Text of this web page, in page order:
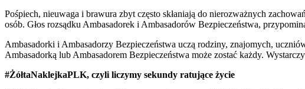
Pośpiech, nieuwaga i brawura zbyt często skłaniają do nierozważnych
osób. Głos rozsądku Ambasadorek i Ambasadorów Bezpieczeństwa,
Ambasadorki i Ambasadorzy Bezpieczeństwa uczą rodziny, znajomych,
Ambasadorką lub Ambasadorem Bezpieczeństwa może zostać każdy.
#ŻółtaNaklejkaPLK, czyli liczymy sekundy ratujące życie